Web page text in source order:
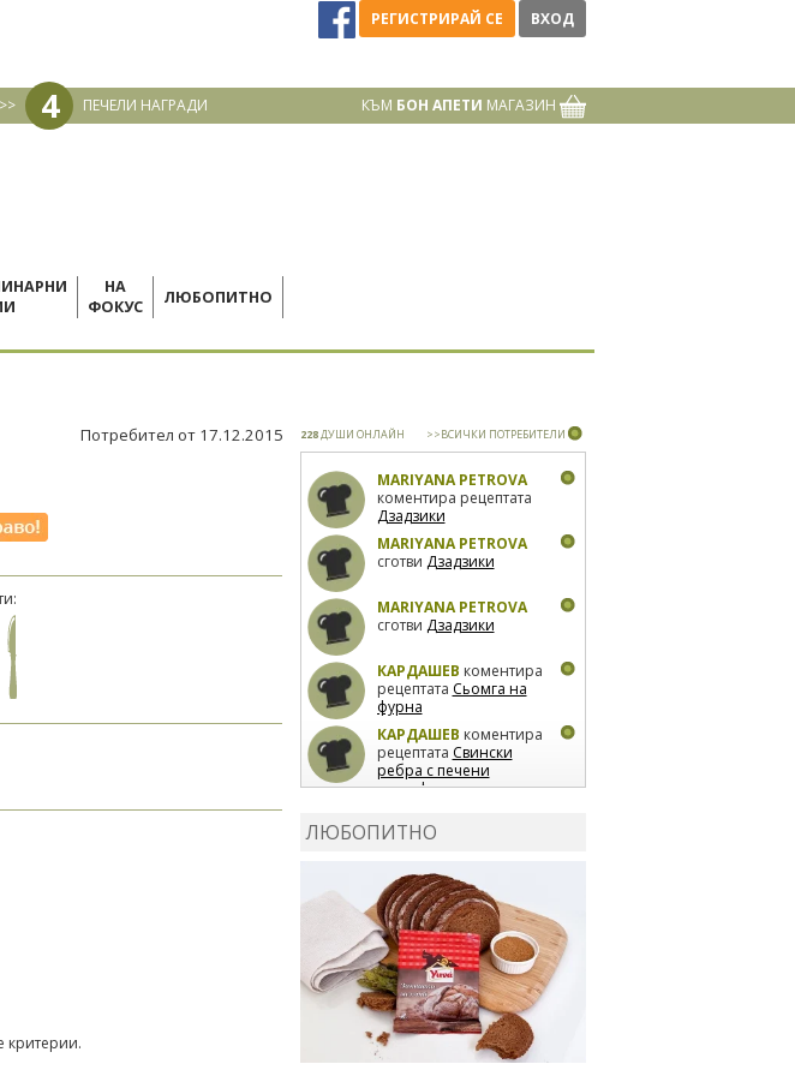
РЕГИСТРИРАЙ СЕ ВХОД
>> 4 ПЕЧЕЛИ НАГРАДИ КЪМ БОН АПЕТИ МАГАЗИН
НА
ФОКУС
ЛЮБОПИТНО
Потребител от 17.12.2015
критерии.
228ДУШИ ОНЛАЙН >>ВСИЧКИ ПОТРЕБИТЕЛИ
MARIYANA PETROVA
коментира рецептата
Дзадзики
MARIYANA PETROVA
сготви Дзадзики
MARIYANA PETROVA
сготви Дзадзики
КАРДАШЕВ коментира
рецептата Сьомга на
фурна
КАРДАШЕВ коментира
рецептата Свински
ребра с печени
картофи
лимон
коментира рецептата
Киноа със зеленчуци
ЛЮБОПИТНО